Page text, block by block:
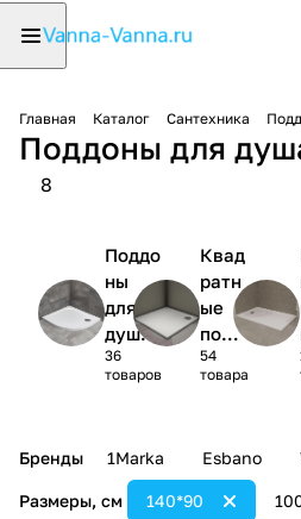
Главная Каталог Сантехника
Поддоны для
8
Поддо
ны
для
душа
1/4
круга
36
товаров
Квад
ратн
ые
подд
оны
для
54
товара
Бренды 1Marka Esbano
Размеры, см 140*90